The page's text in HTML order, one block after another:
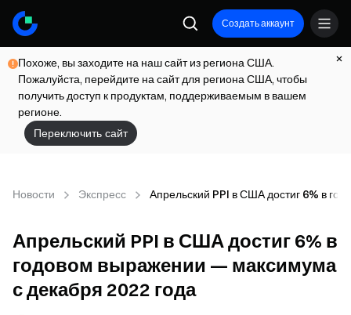
Создать аккаунт
Похоже, вы заходите на наш сайт из региона США.
Пожалуйста, перейдите на сайт для региона США, чтобы
получить доступ к продуктам, поддерживаемым в вашем
регионе.
Переключить сайт
Новости Экспресс Апрельский PPI в США достиг 6% в
Апрельский PPI в США достиг 6% в
годовом выражении — максимума
с декабря 2022 года